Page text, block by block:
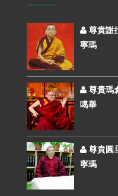
尊貴謝
寧瑪
尊貴瑪
噶舉
尊貴圓
寧瑪